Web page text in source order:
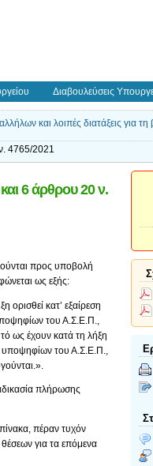
Διαβουλεύσεις
και λοιπές διατάξεις για τη
4765/2021
6 άρθρου 20 ν.
προς υποβολή
ως εξής:
ορισθεί κατ’ εξαίρεση
του Α.Σ.Ε.Π.,
ως έχουν κατά τη λήξη
υποψηφίων του Α.Σ.Ε.Π.,
πλήρωσης
πέραν τυχόν
για τα επόμενα